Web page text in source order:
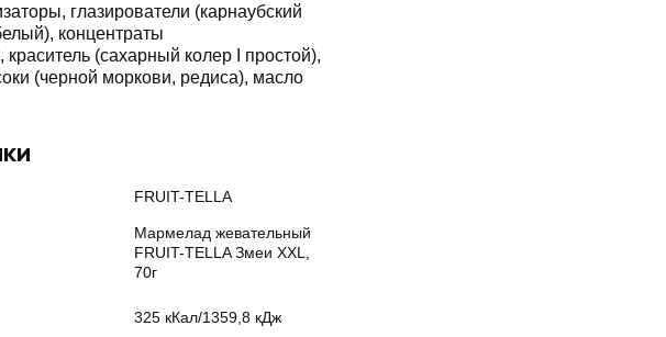
глазирователи (карнаубский
концентраты
(сахарный колер I простой),
(черной моркови, редиса), масло
FRUIT-TELLA
Мармелад жевательный
FRUIT-TELLA Змеи XXL,
70г
325 кКал/1359,8 кДж